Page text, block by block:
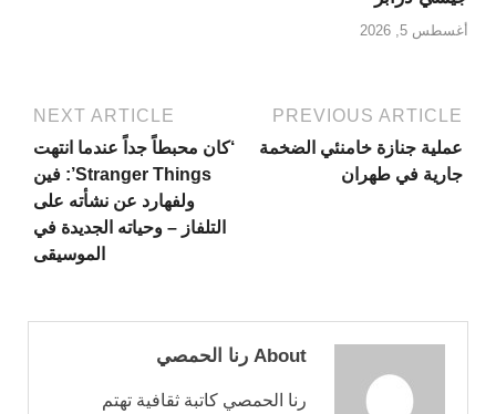
أغسطس 5, 2026
PREVIOUS ARTICLE
عملية جنازة خامنئي الضخمة
جارية في طهران
NEXT ARTICLE
‘كان محبطاً جداً عندما انتهت
Stranger Things’: فين
ولفهارد عن نشأته على
التلفاز – وحياته الجديدة في
الموسيقى
About رنا الحمصي
رنا الحمصي كاتبة ثقافية تهتم